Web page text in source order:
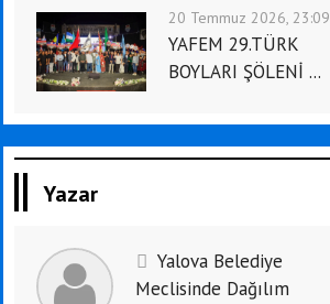
20 Temmuz 2026, 23:09
YAFEM 29.TÜRK
BOYLARI ŞÖLENİ ...
Yazar
Yalova Belediye
Meclisinde Dağılım